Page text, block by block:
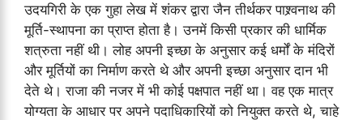
उदयगिरी के एक गुहा लेख में शंकर द्वारा जैन तीर्थकर पाश्र्वनाथ की
मूर्ति-स्थापना का प्राप्त होता है। उनमें किसी प्रकार की धार्मिक
शत्रुता नहीं थी। लोह अपनी इच्छा के अनुसार कई धर्मों के मंदिरों
और मूर्तियों का निर्माण करते थे और अपनी इच्छा अनुसार दान भी
देते थे। राजा की नजर में भी कोई पक्षपात नहीं था। वह एक मात्र
योग्यता के आधार पर अपने पदाधिकारियों को नियुक्त करते थे, चाहे